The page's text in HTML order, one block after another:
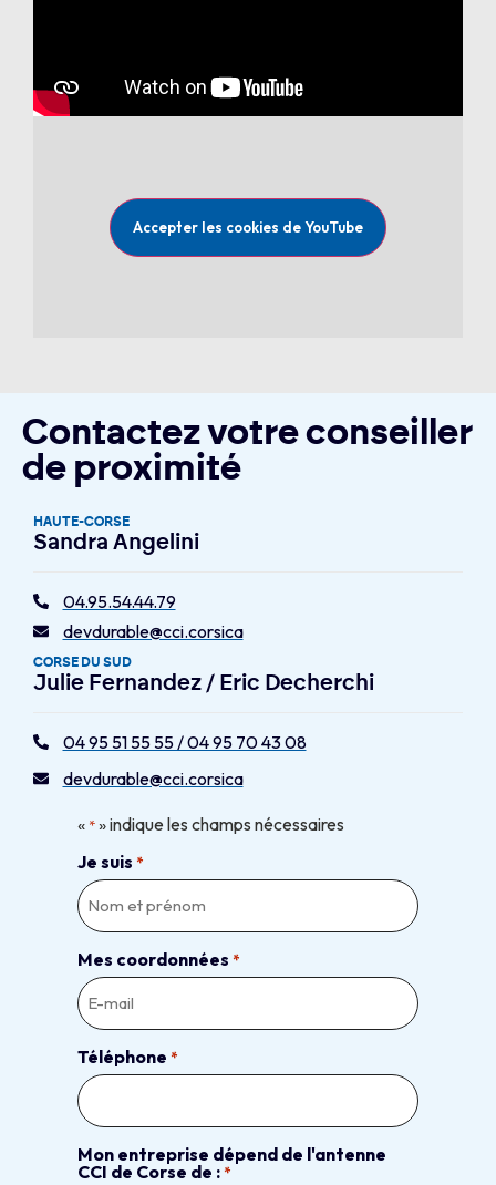
Accepter les cookies de YouTube
Contactez votre conseiller
de proximité
HAUTE-CORSE
Sandra Angelini
04.95.54.44.79
devdurable@cci.corsica
CORSE DU SUD
Julie Fernandez / Eric Decherchi
04 95 51 55 55 / 04 95 70 43 08
devdurable@cci.corsica
« *» indique les champs nécessaires
Je suis *
Mes coordonnées *
Téléphone *
Mon entreprise dépend de l'antenne
CCI de Corse de : *